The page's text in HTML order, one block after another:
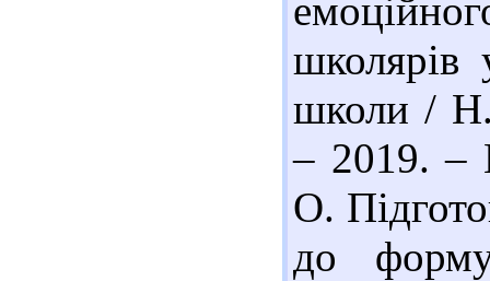
школярів
школи / Н.
– 2019.
О.
до